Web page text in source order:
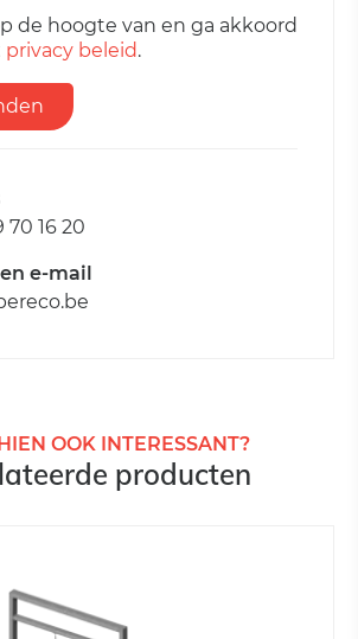
de hoogte van en ga akkoord
privacy beleid.
70 16 20
e-mail
OOK INTERESSANT?
producten